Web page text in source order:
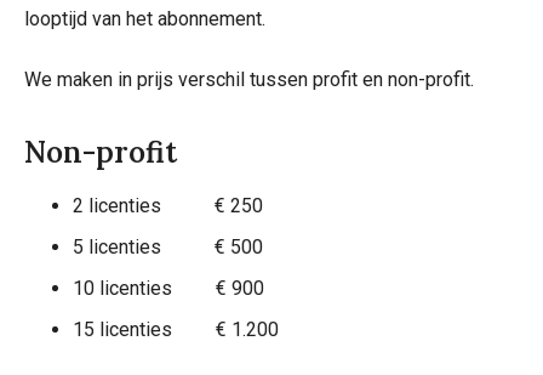
looptijd van het abonnement.
We maken in prijs verschil tussen profit en non-profit.
Non-profit
2 licenties € 250
5 licenties € 500
10 licenties € 900
15 licenties € 1.200